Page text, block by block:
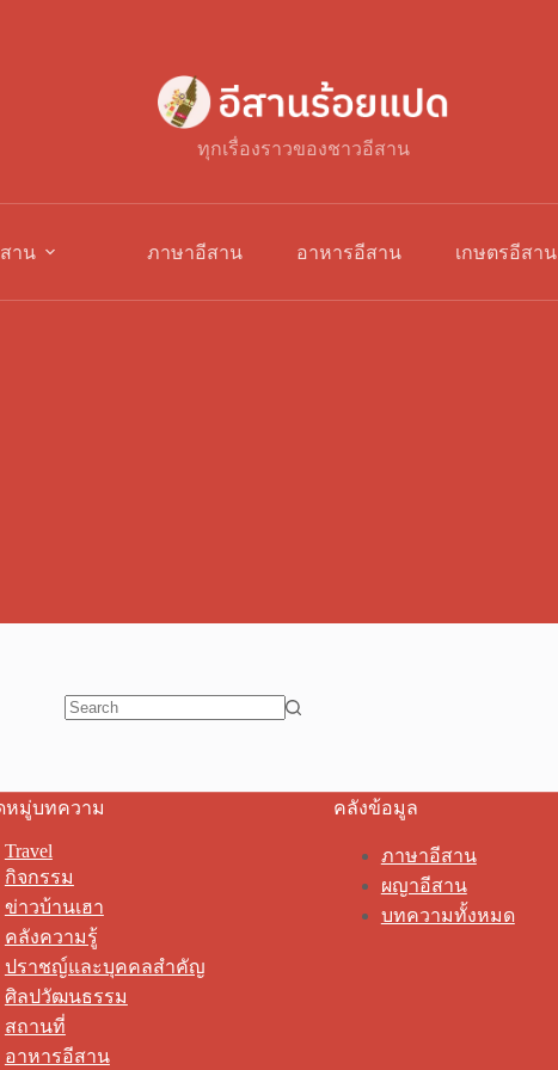
ทุกเรื่องราวของชาวอีสาน
าน ภาษาอีสาน อาหารอีสาน เกษตรอีสาน
หมู่บทความ
Travel
กิจกรรม
ข่าวบ้านเฮา
คลังความรู้
ปราชญ์และบุคคลสำคัญ
ศิลปวัฒนธรรม
สถานที่
อาหารอีสาน
คลังข้อมูล
ภาษาอีสาน
ผญาอีสาน
บทความทั้งหมด